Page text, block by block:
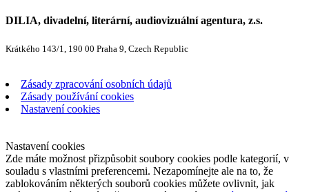
DILIA, divadelní, literární, audiovizuální agentura, z.s.
Krátkého 143/1, 190 00 Praha 9, Czech Republic
Zásady zpracování osobních údajů
Zásady používání cookies
Nastavení cookies
Nastavení cookies
Zde máte možnost přizpůsobit soubory cookies podle kategorií, v
souladu s vlastními preferencemi. Nezapomínejte ale na to, že
zablokováním některých souborů cookies můžete ovlivnit, jak